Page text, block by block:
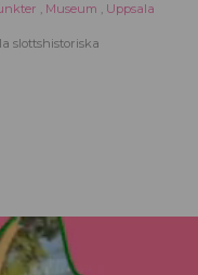
, Museum , Uppsala
slottshistoriska